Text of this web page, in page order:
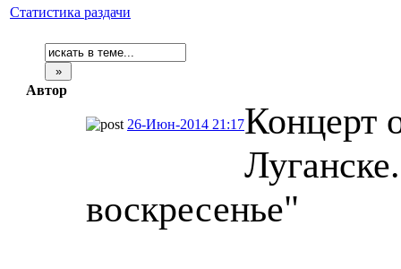
Статистика раздачи
Автор
26-Июн-2014 21:17Концерт
воскресенье"